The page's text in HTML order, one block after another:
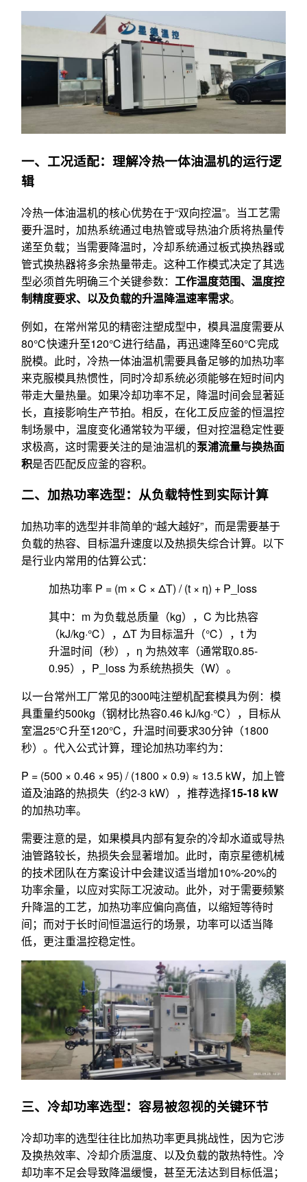
一、工况适配：理解冷热一体油温机的运行逻
辑
冷热一体油温机的核心优势在于“双向控温”。当工艺需
要升温时，加热系统通过电热管或导热油介质将热量传
递至负载；当需要降温时，冷却系统通过板式换热器或
管式换热器将多余热量带走。这种工作模式决定了其选
型必须首先明确三个关键参数： 工作温度范围、温度控
制精度要求、以及负载的升温降温速率需求。
例如，在常州常见的精密注塑成型中，模具温度需要从
80℃快速升至120℃进行结晶，再迅速降至60℃完成
脱模。此时，冷热一体油温机需要具备足够的加热功率
来克服模具热惯性，同时冷却系统必须能够在短时间内
带走大量热量。如果冷却功率不足，降温时间会显著延
长，直接影响生产节拍。相反，在化工反应釜的恒温控
制场景中，温度变化通常较为平缓，但对控温稳定性要
求极高，这时需要关注的是油温机的泵浦流量与换热面
积是否匹配反应釜的容积。
二、加热功率选型：从负载特性到实际计算
加热功率的选型并非简单的“越大越好”，而是需要基于
负载的热容、目标温升速度以及热损失综合计算。以下
是行业内常用的估算公式：
加热功率 P = (m × C × ΔT) / (t × η) + P_loss
其中：m 为负载总质量（kg），C 为比热容
（kJ/kg·℃），ΔT 为目标温升（℃），t 为
升温时间（秒），η 为热效率（通常取0.85-
0.95），P_loss 为系统热损失（W）。
以一台常州工厂常见的300吨注塑机配套模具为例：模
具重量约500kg（钢材比热容0.46 kJ/kg·℃），目标从
室温25℃升至120℃，升温时间要求30分钟（1800
秒）。代入公式计算，理论加热功率约为：
P = (500 × 0.46 × 95) / (1800 × 0.9) ≈ 13.5 kW，加上管
道及油路的热损失（约2-3 kW），推荐选择15-18 kW
的加热功率。
需要注意的是，如果模具内部有复杂的冷却水道或导热
油管路较长，热损失会显著增加。此时，南京星德机械
的技术团队在方案设计中会建议适当增加10%-20%的
功率余量，以应对实际工况波动。此外，对于需要频繁
升降温的工艺，加热功率应偏向高值，以缩短等待时
间；而对于长时间恒温运行的场景，功率可以适当降
低，更注重温控稳定性。
三、冷却功率选型：容易被忽视的关键环节
冷却功率的选型往往比加热功率更具挑战性，因为它涉
及换热效率、冷却介质温度、以及负载的散热特性。冷
却功率不足会导致降温缓慢，甚至无法达到目标低温；